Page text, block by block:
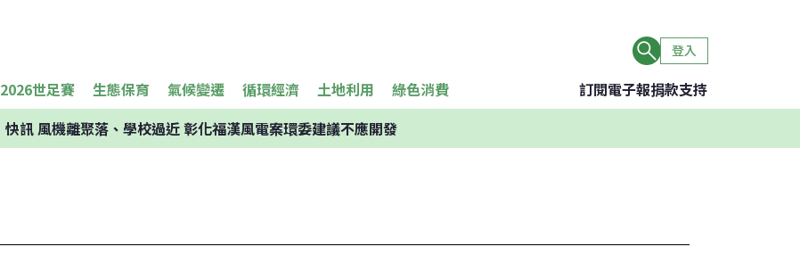
登入
2026世足賽 生態保育 氣候變遷 循環經濟 土地利用 綠色消費 訂閱電子報捐款支持
快訊風機離聚落、學校過近 彰化福漢風電案環委建議不應開發